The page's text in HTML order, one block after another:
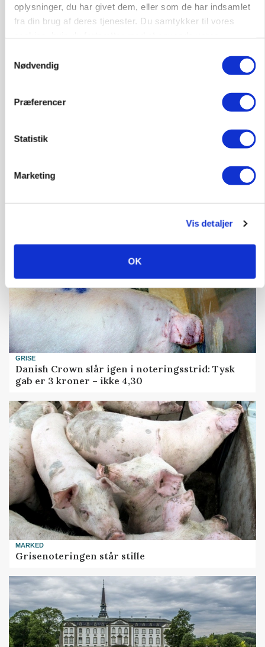
oplysninger, du har givet dem, eller som de har indsamlet
fra din brug af deres tjenester. Du samtykker til vores
Nødvendig
Præferencer
Statistik
Marketing
Vis detaljer
OK
ARRANGEMENT
Loading...
GRISE
Danish Crown slår igen i noteringsstrid: Tysk
gab er 3 kroner – ikke 4,30
MARKED
Grisenoteringen står stille